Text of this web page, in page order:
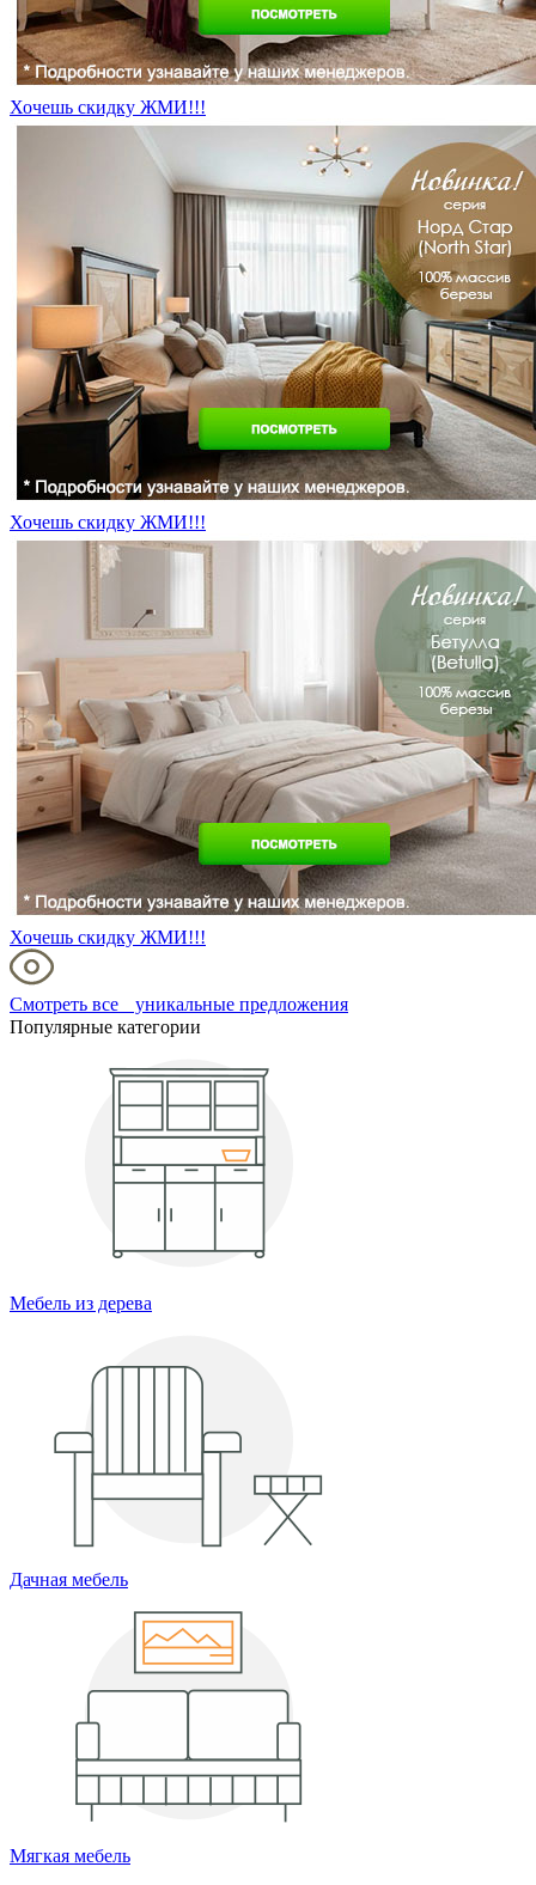
Хочешь скидку ЖМИ!!!
Хочешь скидку ЖМИ!!!
Хочешь скидку ЖМИ!!!
Смотреть все уникальные предложения
Популярные категории
Мебель из дерева
Дачная мебель
Мягкая мебель